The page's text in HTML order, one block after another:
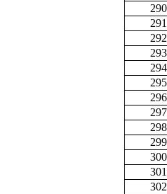
290
291
292
293
294
295
296
297
298
299
300
301
302